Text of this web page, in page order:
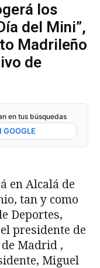
los
del Mini”,
Madrileño
de
en tus búsquedas
GOOGLE
en Alcalá de
tan y como
Deportes,
presidente de
Madrid ,
Miguel